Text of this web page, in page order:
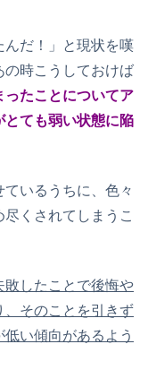
んだ！」と現状を嘆
の時こうしておけば
ったことについてア
とても弱い状態に陥
いるうちに、色々
くされてしまうこ
敗したことで後悔や
、そのことを引きず
い傾向があるよう